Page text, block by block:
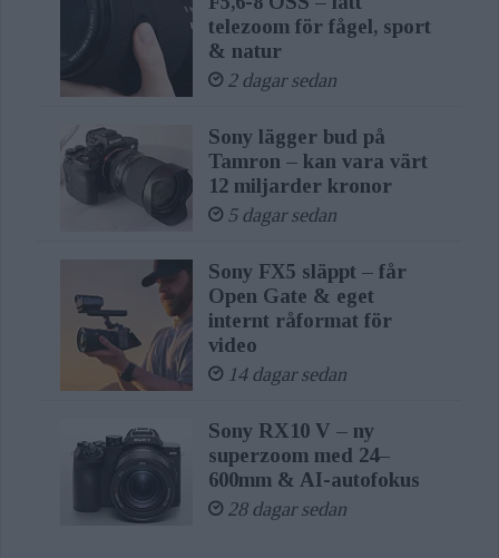
telezoom för fågel, sport
& natur
2 dagar sedan
Sony lägger bud på
Tamron – kan vara värt
12 miljarder kronor
5 dagar sedan
Sony FX5 släppt – får
Open Gate & eget
internt råformat för
video
14 dagar sedan
Sony RX10 V – ny
superzoom med 24–
600mm & AI-autofokus
28 dagar sedan